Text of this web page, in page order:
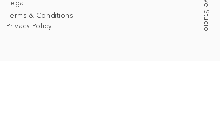
Legal
Terms & Conditions
Privacy Policy